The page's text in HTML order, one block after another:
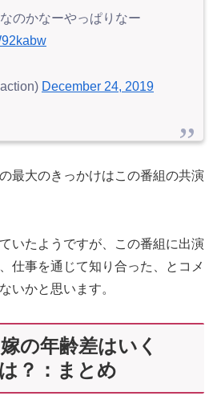
のかなーやっぱりなー
December 24, 2019
最大のきっかけはこの番組の共演
いたようですが、この番組に出演
仕事を通じて知り合った、とコメ
いかと思います。
の年齢差はいく
？：まとめ